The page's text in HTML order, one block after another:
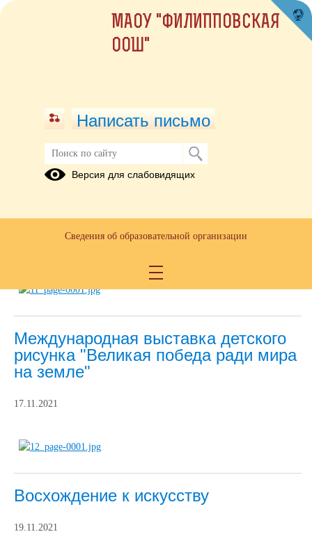
Достижения
фестиваль "Конструкция"
Международная выставка детского
рисунка "Великая победа ради мира
на земле"
17.11.2021
Восхождение к искусству
19.11.2021
МАОУ "ФИЛИППОВСКАЯ
ООШ"
Написать письмо
Версия для слабовидящих
Сведения об образовательной организации